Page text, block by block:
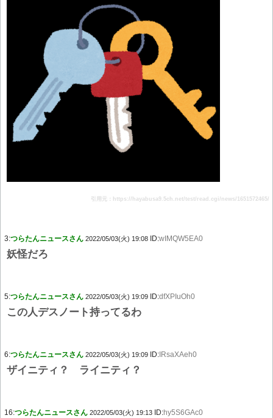
引用元：https://hayabusa9.5ch.net/test/read.cgi/news/1651572465/
3:つらたんニュースさん 2022/05/03(火) 19:08 ID:wIMQW5EA0
妖怪だろ
5:つらたんニュースさん 2022/05/03(火) 19:09 ID:dfXPIuOh0
この人デスノート持ってるわ
6:つらたんニュースさん 2022/05/03(火) 19:09 ID: IRsaXAeh0
ザイニティ？ ライニティ？
16:つらたんニュースさん 2022/05/03(火) 19:13 ID:hy5S6GAc0